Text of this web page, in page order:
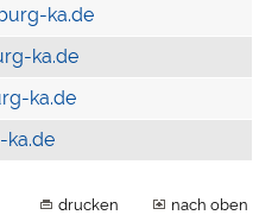
ka.de
ka.de
ka.de
ka.de
drucken nach oben